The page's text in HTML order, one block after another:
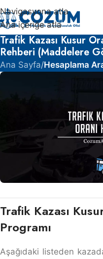
Navigasyona atla
Ana içeriğe atla
Trafik Kazası Kusur
Rehberi (Maddelere
Ana Sayfa/Hesaplama
Trafik Kazası
Programı
Aşağıdaki listeden